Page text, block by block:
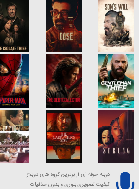
دوبله حرفه ای از برترین گروه های دوبلاژ
کیفیت تصویری بلوری و بدون حذفیات